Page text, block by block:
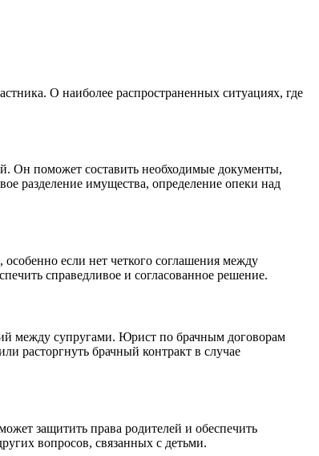
О наиболее распространенных ситуациях, где
Он поможет составить необходимые документы,
разделение имущества, определение опеки над
если нет четкого соглашения между
справедливое и согласованное решение.
между супругами. Юрист по брачным договорам
расторгнуть брачный контракт в случае
защитить права родителей и обеспечить
вопросов, связанных с детьми.